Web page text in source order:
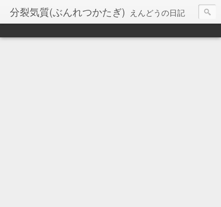
分裂気質(ぶんれつかたぎ) えんどうの日記